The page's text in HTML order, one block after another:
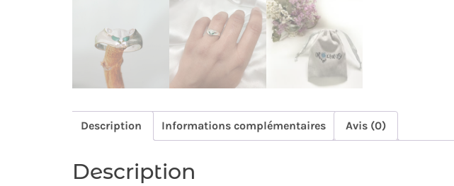
Description Informations complémentaires Avis (0)
Description